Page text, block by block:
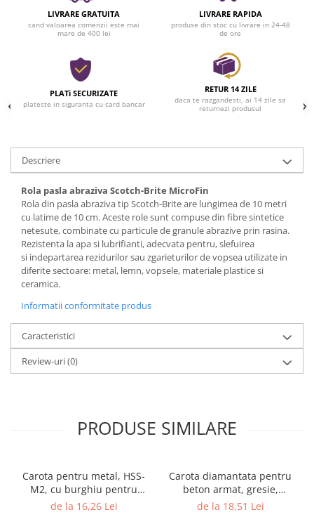
Intretinere suprafete
Solutii curatat podele
LIVRARE GRATUITA
cand valoarea comenzii este mai
mare de 400 lei
LIVRARE RAPIDA
produse din stoc cu livrare in 24-48
de ore
PLATi SECURIZATE
plateste in siguranta cu card bancar
RETUR 14 ZILE
daca te razgandesti, ai 14 zile sa
returnezi produsul
Descriere
Rola pasla abraziva Scotch-Brite MicroFin
Rola din pasla abraziva tip Scotch-Brite are lungimea de 10 metri
cu latime de 10 cm. Aceste role sunt compuse din fibre sintetice
netesute, combinate cu particule de granule abrazive prin rasina.
Rezistenta la apa si lubrifianti, adecvata pentru, slefuirea
si indepartarea rezidurilor sau zgarieturilor de vopsea utilizate in
diferite sectoare: metal, lemn, vopsele, materiale plastice si
ceramica.
Informatii conformitate produs
Caracteristici
Review-uri(0)
PRODUSE SIMILARE
Carota pentru metal, HSS-
M2, cu burghiu pentru
centrare, Gher
de la 16,26 Lei
Carota diamantata pentru
beton armat, gresie,
marmura, granit, Gher
de la 18,51 Lei